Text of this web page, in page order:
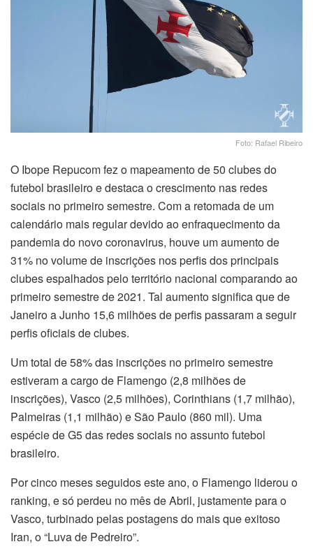
Foto: Rafael Ribeiro
O Ibope Repucom fez o mapeamento de 50 clubes do
futebol brasileiro e destaca o crescimento nas redes
sociais no primeiro semestre. Com a retomada de um
calendário mais regular devido ao enfraquecimento da
pandemia do novo coronavirus, houve um aumento de
31% no volume de inscrições nos perfis dos principais
clubes espalhados pelo território nacional comparando ao
primeiro semestre de 2021. Tal aumento significa que de
Janeiro a Junho 15,6 milhões de perfis passaram a seguir
perfis oficiais de clubes.
Um total de 58% das inscrições no primeiro semestre
estiveram a cargo de Flamengo (2,8 milhões de
inscrições), Vasco (2,5 milhões), Corinthians (1,7 milhão),
Palmeiras (1,1 milhão) e São Paulo (860 mil). Uma
espécie de G5 das redes sociais no assunto futebol
brasileiro.
Por cinco meses seguidos este ano, o Flamengo liderou o
ranking, e só perdeu no mês de Abril, justamente para o
Vasco, turbinado pelas postagens do mais que exitoso
Iran, o “Luva de Pedreiro”.